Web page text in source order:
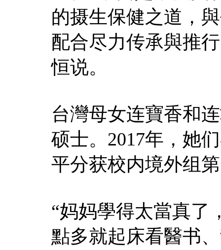
的摄生保健之道，
配合尽力传承與推
恒说。
台灣母女连寶香和
硕士。2017年，她
平分获校内境外组
“妈妈學得太當真了
點多就起床看醫书